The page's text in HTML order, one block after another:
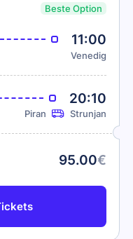
Beste Option
11:00
Venedig
20:10
Piran Strunjan
95.00€